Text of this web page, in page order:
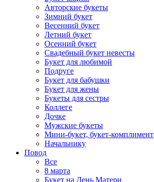
Авторские букеты
Зимний букет
Весенний букет
Летний букет
Осенний букет
Свадебный букет невесты
Букет для любимой
Подруге
Букет для бабушки
Букет для жены
Букеты для сестры
Коллеге
Дочке
Мужские букеты
Мини-букет, букет-комплимент
Начальнику
Повод
Все
8 марта
Букет на День Матери